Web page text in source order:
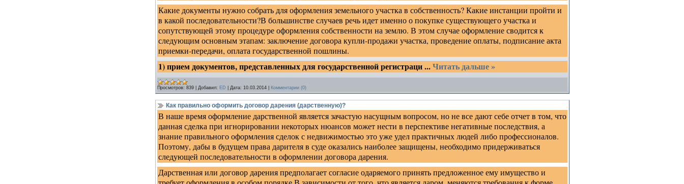
Какие документы нужно собрать для оформления земельного участка в собственность? Какие инстанции пройти и
в какой последовательности?В большинстве случаев речь идет именно о покупке существующего участка и
сопутствующей этому процедуре оформления собственности на землю. В этом случае оформление сводится к
следующим основным этапам: заключение договора купли-продажи участка, проведение оплаты, подписание акта
приемки-передачи, оплата государственной пошлины.
1) прием документов, представленных для государственной регистраци...Читать дальше »
Просмотров: 839 Добавил: ED Дата: 10.03.2014 Комментарии (0)
Как правильно оформить договор дарения (дарственную)?
В наше время оформление дарственной является зачастую насущным вопросом, но не все дают себе отчет в том, что
данная сделка при игнорировании некоторых нюансов может нести в перспективе негативные последствия, а
знание правильного оформления сделок с недвижимостью это уже удел практичных людей либо профессионалов.
Поэтому, дабы в будущем права дарителя в суде оказались наиболее защищены, необходимо придерживаться
следующей последовательности в оформлении договора дарения.
Дарственная или договор дарения предполагает согласие одаряемого принять предложенное ему имущество и